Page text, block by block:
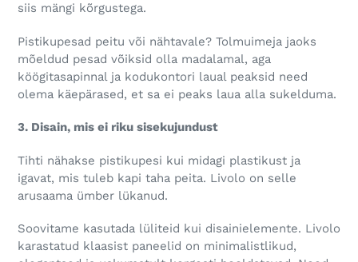
siis mängi kõrgustega.
Pistikupesad peitu või nähtavale? Tolmuimeja jaoks
mõeldud pesad võiksid olla madalamal, aga
köögitasapinnal ja kodukontori laual peaksid need
olema käepärased, et sa ei peaks laua alla sukelduma.
3. Disain, mis ei riku sisekujundust
Tihti nähakse pistikupesi kui midagi plastikust ja
igavat, mis tuleb kapi taha peita. Livolo on selle
arusaama ümber lükanud.
Soovitame kasutada lüliteid kui disainielemente. Livolo
karastatud klaasist paneelid on minimalistlikud,